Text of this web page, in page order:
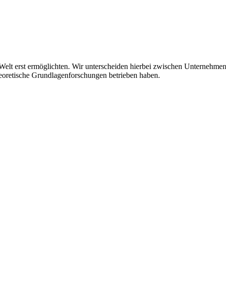
erst ermöglichten. Wir unterscheiden hierbei zwischen
Grundlagenforschungen betrieben haben.